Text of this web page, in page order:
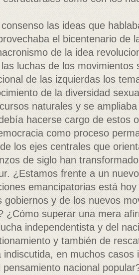
las ideas que
el bicentenario de
de la idea
luchas de los movimientos
de las izquierdas los
de la diversidad
naturales y se
hacerse cargo de estos
como proceso
los ejes centrales que
de siglo han
¿Estamos frente a un
emancipatorias está
gobiernos y de los nuevos
¿Cómo superar una mera
independentista y del
y también de
en muchos casos
pensamiento nacional